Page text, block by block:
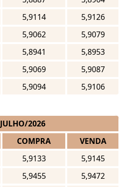
5,9114
5,9126
5,9062
5,9079
5,8941
5,8953
5,9069
5,9087
5,9094 5,9106
JULHO/2026
COMPRA
VENDA
5,9133
5,9145
5,9455
5,9472